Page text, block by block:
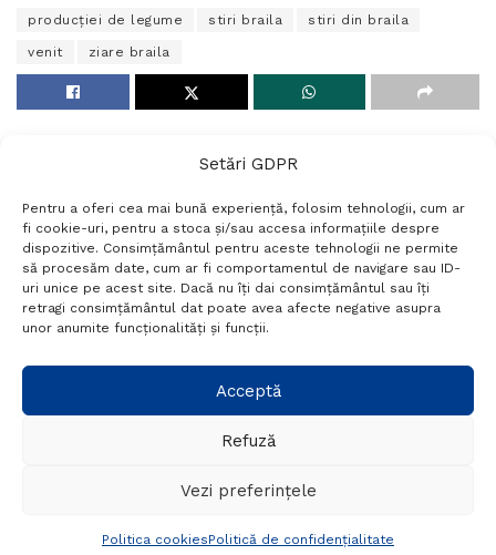
Setări GDPR
Pentru a oferi cea mai bună experiență, folosim tehnologii, cum ar
fi cookie-uri, pentru a stoca și/sau accesa informațiile despre
dispozitive. Consimțământul pentru aceste tehnologii ne permite
să procesăm date, cum ar fi comportamentul de navigare sau ID-
uri unice pe acest site. Dacă nu îți dai consimțământul sau îți
retragi consimțământul dat poate avea afecte negative asupra
unor anumite funcționalități și funcții.
Acceptă
Refuză
Vezi preferințele
Politica cookiesPolitică de confidențialitate
producţiei de legume stiri braila stiri din braila
venit ziare braila
Home Politica
Prioritățile programului
PNL pentru județul Brăila